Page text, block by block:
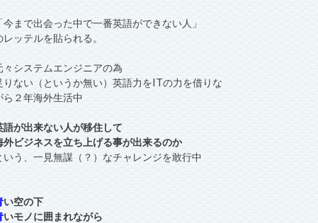
「今まで出会った中で一番英語ができない人」
レッテルを貼られる。
々システムエンジニアの為
りない（というか無い）英語力をITの力を借りな
ら２年海外生活中
語が出来ない人が移住して
外ビジネスを立ち上げる事が出来るのか
いう、一見無謀（？）なチャレンジを敢行中
い空の下
いモノに囲まれながら